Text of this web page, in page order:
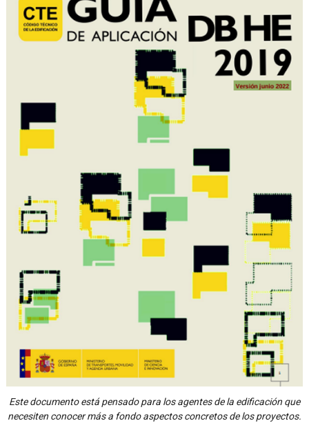
Este documento está pensado para los agentes de la edificación que
necesiten conocer más a fondo aspectos concretos de los proyectos.